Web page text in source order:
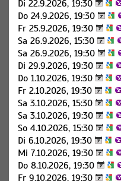
Di 22.9.2026, 19:30
Do 24.9.2026, 19:30
Fr 25.9.2026, 19:30
Sa 26.9.2026, 15:30
Sa 26.9.2026, 19:30
Di 29.9.2026, 19:30
Do 1.10.2026, 19:30
Fr 2.10.2026, 19:30
Sa 3.10.2026, 15:30
Sa 3.10.2026, 19:30
So 4.10.2026, 15:30
Di 6.10.2026, 19:30
Mi 7.10.2026, 19:30
Do 8.10.2026, 19:30
Fr 9.10.2026, 19:30